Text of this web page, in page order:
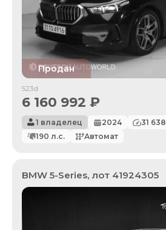
Продан
523d
6 160 992 ₽
1 владелец 2024 31 638
190 л.с. Автомат
BMW 5-Series, лот 41924305